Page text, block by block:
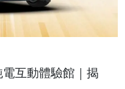
互動體驗館｜揭